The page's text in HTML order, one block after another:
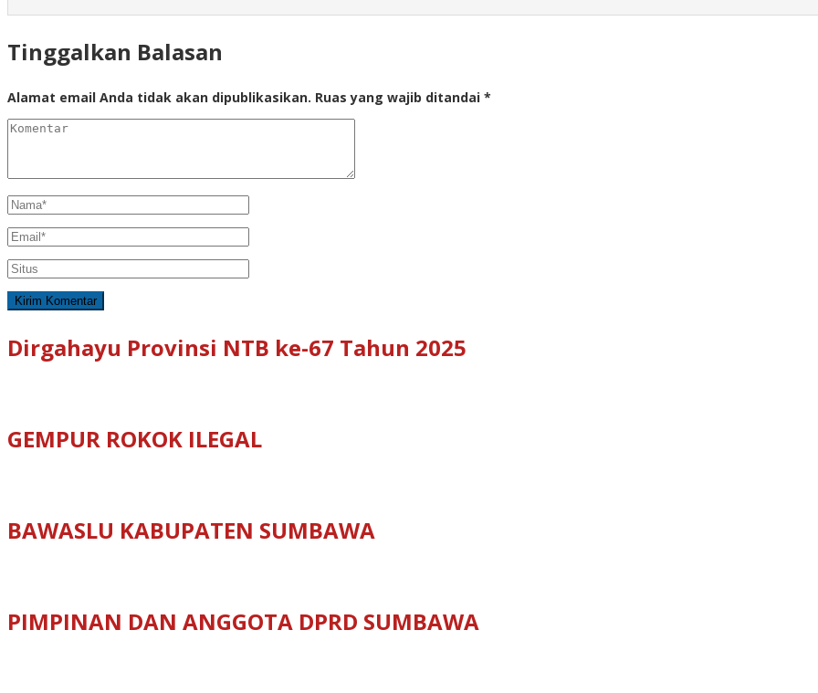
Tinggalkan Balasan
Alamat email Anda tidak akan dipublikasikan. Ruas yang wajib ditandai *
Dirgahayu Provinsi NTB ke-67 Tahun 2025
GEMPUR ROKOK ILEGAL
BAWASLU KABUPATEN SUMBAWA
PIMPINAN DAN ANGGOTA DPRD SUMBAWA